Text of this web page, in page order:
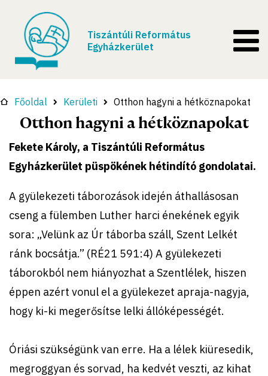
Tiszántúli Református
Egyházkerület
Főoldal Kerületi Otthon hagyni a hétköznapokat
Otthon hagyni a hétköznapokat
Fekete Károly, a Tiszántúli Református
Egyházkerület püspökének hétindító gondolatai.
A gyülekezeti táborozások idején áthallásosan
cseng a fülemben Luther harci énekének egyik
sora: „Velünk az Úr táborba száll, Szent Lelkét
ránk bocsátja.” (RÉ21 591:4) A gyülekezeti
táborokból nem hiányozhat a Szentlélek, hiszen
éppen azért vonul el a gyülekezet apraja-nagyja,
hogy ki-ki megerősítse lelki állóképességét.
Óriási szükségünk van erre. Ha a lélek kiüresedik,
megroggyan és sorvad, ha kedvét veszti, az kihat